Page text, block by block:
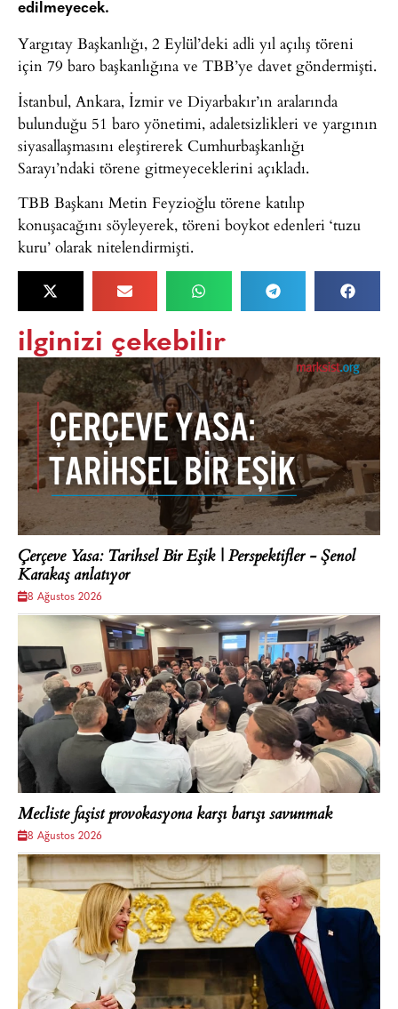
edilmeyecek.
Yargıtay Başkanlığı, 2 Eylül’deki adli yıl açılış töreni
için 79 baro başkanlığına ve TBB’ye davet göndermişti.
İstanbul, Ankara, İzmir ve Diyarbakır’ın aralarında
bulunduğu 51 baro yönetimi, adaletsizlikleri ve yargının
siyasallaşmasını eleştirerek Cumhurbaşkanlığı
Sarayı’ndaki törene gitmeyeceklerini açıkladı.
TBB Başkanı Metin Feyzioğlu törene katılıp
konuşacağını söyleyerek, töreni boykot edenleri ‘tuzu
kuru’ olarak nitelendirmişti.
ilginizi çekebilir
Çerçeve Yasa: Tarihsel Bir Eşik | Perspektifler - Şenol
Karakaş anlatıyor
8 Ağustos 2026
Mecliste faşist provokasyona karşı barışı savunmak
8 Ağustos 2026